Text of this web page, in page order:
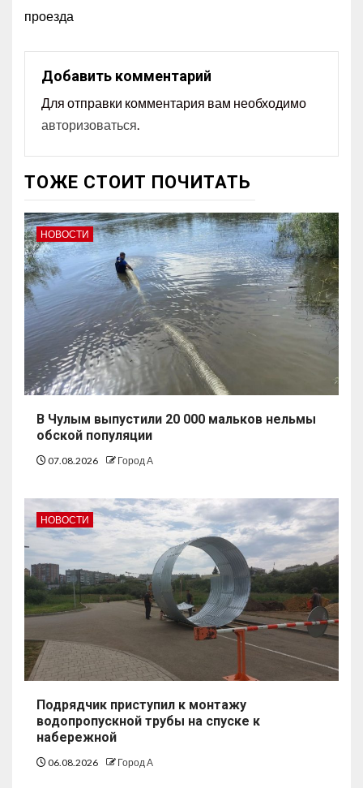
проезда
Добавить комментарий
Для отправки комментария вам необходимо
авторизоваться
ТОЖЕ СТОИТ ПОЧИТАТЬ
НОВОСТИ
В Чулым выпустили 20 000 мальков нельмы
обской популяции
07.08.2026 Город А
НОВОСТИ
Подрядчик приступил к монтажу
водопропускной трубы на спуске к
набережной
06.08.2026 Город А